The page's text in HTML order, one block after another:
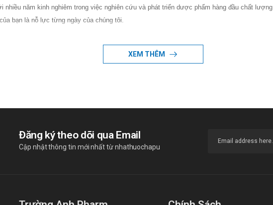
nhiều năm kinh nghiêm trong việc nghiên cứu và phát triển dược phẩm hàng đầu chất
bạn là nỗ lực từng ngày của chúng tôi.
XEM THÊM
Đăng ký theo dõi qua Email
Cập nhật thông tin mới nhất từ nhathuochapu